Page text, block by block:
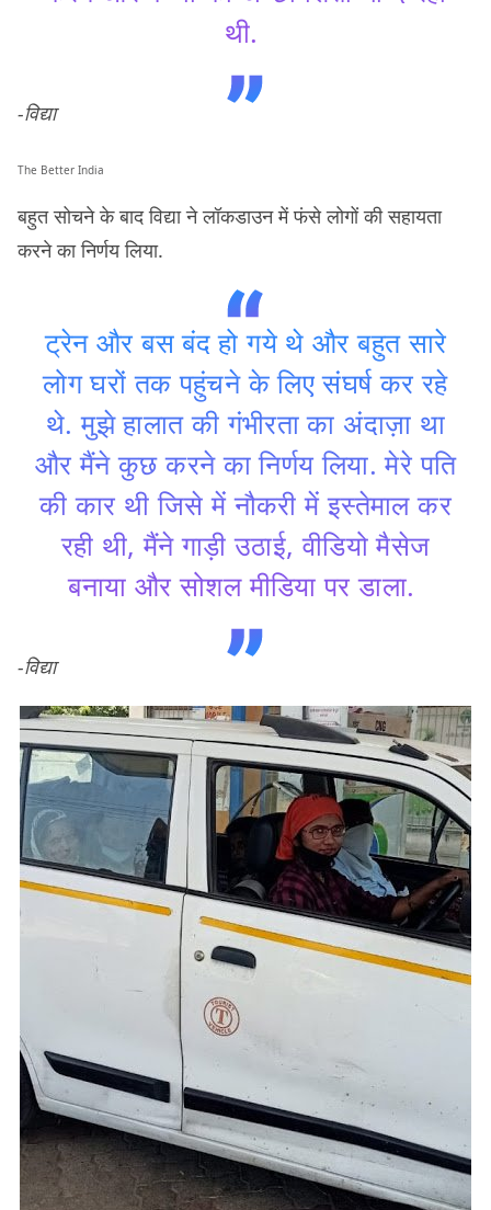
थी.
-विद्या
The Better India
बहुत सोचने के बाद विद्या ने लॉकडाउन में फंसे लोगों की सहायता
करने का निर्णय लिया.
ट्रेन और बस बंद हो गये थे और बहुत सारे
लोग घरों तक पहुंचने के लिए संघर्ष कर रहे
थे. मुझे हालात की गंभीरता का अंदाज़ा था
और मैंने कुछ करने का निर्णय लिया. मेरे पति
की कार थी जिसे में नौकरी में इस्तेमाल कर
रही थी, मैंने गाड़ी उठाई, वीडियो मैसेज
बनाया और सोशल मीडिया पर डाला.
-विद्या